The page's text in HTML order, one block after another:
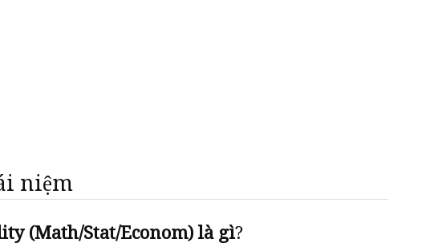
niệm
(Math/Stat/Econom) là gì?